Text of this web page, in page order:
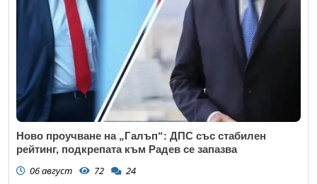
Ново проучване на „Галъп“: ДПС със стабилен
рейтинг, подкрепата към Радев се запазва
06 август 72 24